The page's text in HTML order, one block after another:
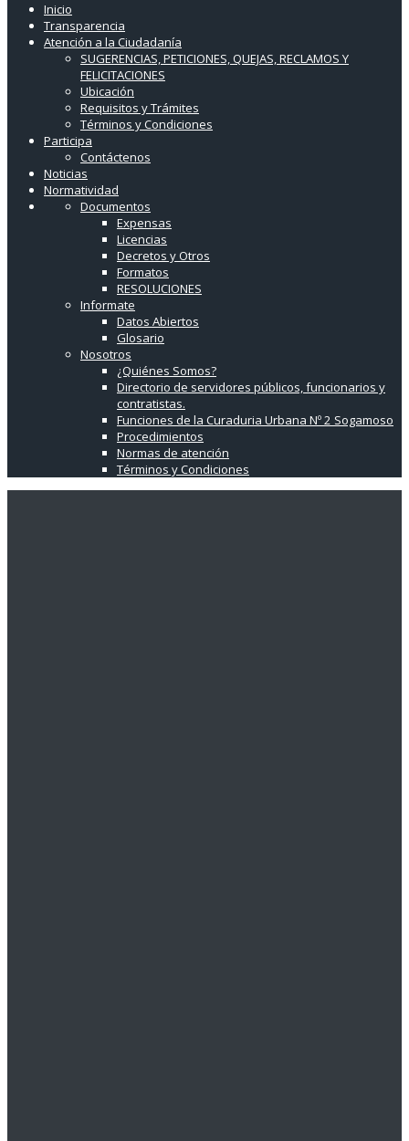
Inicio
Transparencia
Atención a la Ciudadanía
SUGERENCIAS, PETICIONES, QUEJAS, RECLAMOS Y
FELICITACIONES
Ubicación
Requisitos y Trámites
Términos y Condiciones
Participa
Contáctenos
Noticias
Normatividad
Documentos
Expensas
Licencias
Decretos y Otros
Formatos
RESOLUCIONES
Informate
Datos Abiertos
Glosario
Nosotros
¿Quiénes Somos?
Directorio de servidores públicos, funcionarios y
contratistas.
Funciones de la Curaduria Urbana Nº 2 Sogamoso
Procedimientos
Normas de atención
Términos y Condiciones